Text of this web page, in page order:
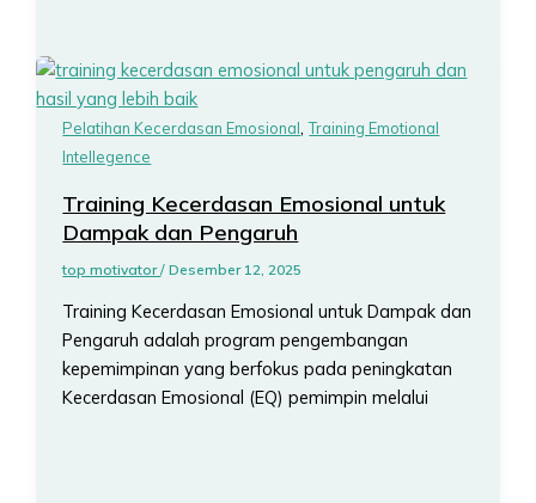
Pelatihan Kecerdasan Emosional,Training Emotional
Intellegence
Training Kecerdasan Emosional untuk
Dampak dan Pengaruh
top motivator/Desember 12, 2025
Training Kecerdasan Emosional untuk Dampak dan
Pengaruh adalah program pengembangan
kepemimpinan yang berfokus pada peningkatan
Kecerdasan Emosional (EQ) pemimpin melalui